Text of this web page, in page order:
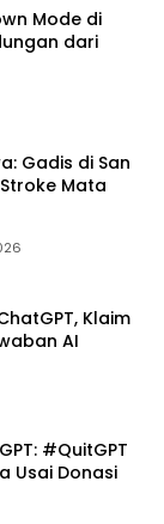
Mode di
dari
Gadis di San
Mata
Klaim
AI
#QuitGPT
Usai Donasi